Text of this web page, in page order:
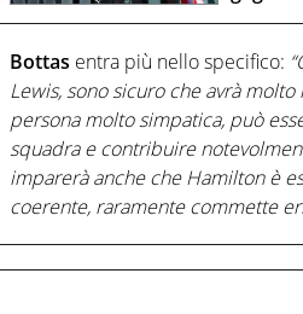
Bottas entra più nello specifico:
Lewis, sono sicuro che avrà
persona molto simpatica, può
squadra e contribuire
imparerà anche che Hamilton è
coerente, raramente commette